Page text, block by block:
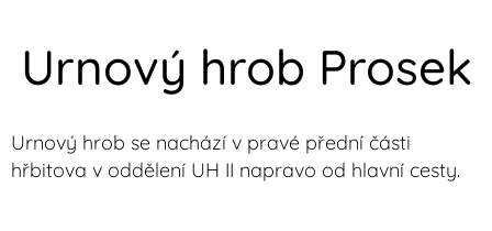
Urnový hrob Prosek
Urnový hrob se nachází v pravé přední části
hřbitova v oddělení UH II napravo od hlavní cesty.